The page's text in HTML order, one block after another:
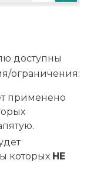
доступны
ограничения:
применено
которых НЕ